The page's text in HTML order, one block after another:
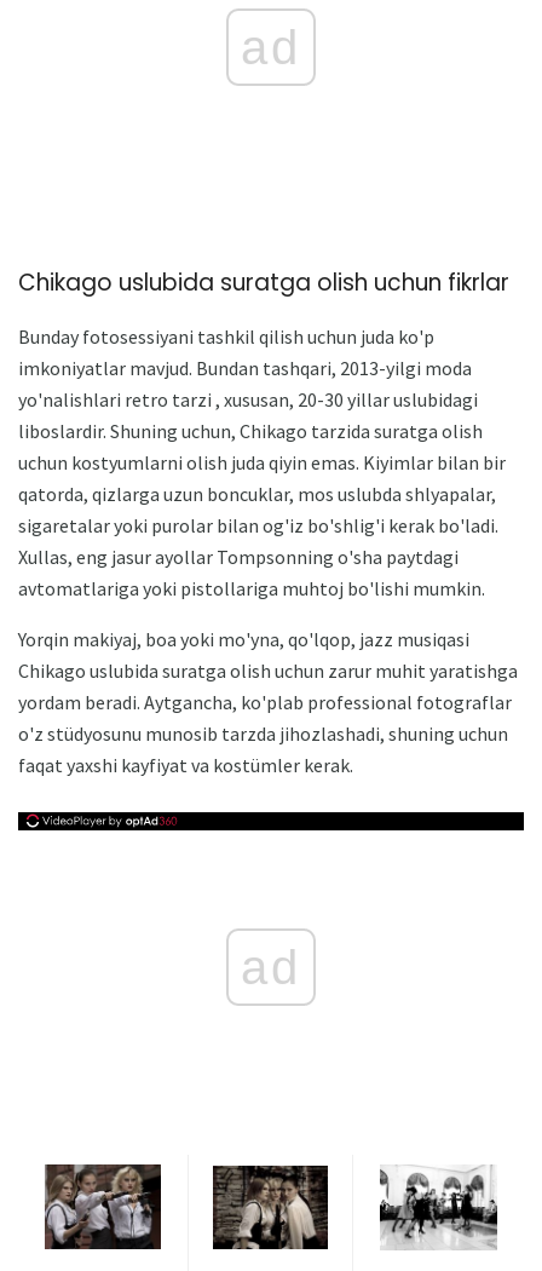
ad
Chikago uslubida suratga olish uchun fikrlar
Bunday fotosessiyani tashkil qilish uchun juda ko'p
imkoniyatlar mavjud. Bundan tashqari, 2013-yilgi moda
yo'nalishlari retro tarzi , xususan, 20-30 yillar uslubidagi
liboslardir. Shuning uchun, Chikago tarzida suratga olish
uchun kostyumlarni olish juda qiyin emas. Kiyimlar bilan bir
qatorda, qizlarga uzun boncuklar, mos uslubda shlyapalar,
sigaretalar yoki purolar bilan og'iz bo'shlig'i kerak bo'ladi.
Xullas, eng jasur ayollar Tompsonning o'sha paytdagi
avtomatlariga yoki pistollariga muhtoj bo'lishi mumkin.
Yorqin makiyaj, boa yoki mo'yna, qo'lqop, jazz musiqasi
Chikago uslubida suratga olish uchun zarur muhit yaratishga
yordam beradi. Aytgancha, ko'plab professional fotograflar
o'z stüdyosunu munosib tarzda jihozlashadi, shuning uchun
faqat yaxshi kayfiyat va kostümler kerak.
ad